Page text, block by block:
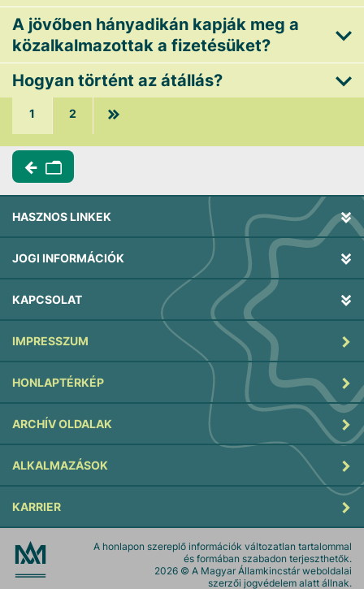
A jövőben hányadikán kapják meg a
közalkalmazottak a fizetésüket?
Hogyan történt az átállás?
1 2
HASZNOS LINKEK
JOGI INFORMÁCIÓK
KAPCSOLAT
IMPRESSZUM
HONLAPTÉRKÉP
ARCHÍV OLDALAK
ALKALMAZÁSOK
KARRIER
A honlapon szereplő információk változatlan tartalommal
és formában szabadon terjeszthetők.
2026 © A Magyar Államkincstár weboldalai
szerzői jogvédelem alatt állnak.